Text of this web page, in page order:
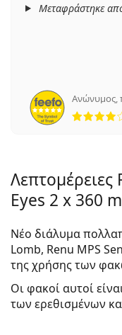
Μεταφράστηκε
Ανώνυμος
Eyes 2 x 360
Νέο διάλυμα
Lomb, Renu MPS
της χρήσης των
Οι φακοί αυτοί
των ερεθισμένων